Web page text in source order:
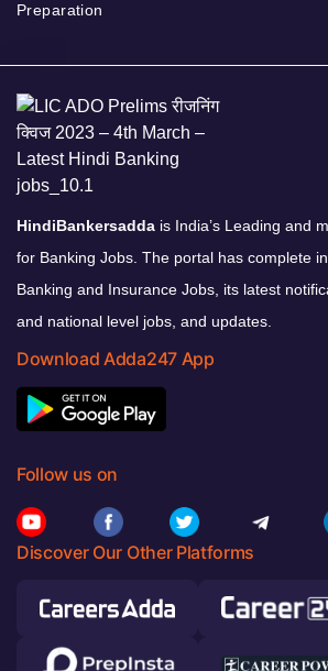
Preparation
HindiBankersadda is India’s Leading and
for Banking Jobs. The portal has complete
Banking and Insurance Jobs, its latest
and national level jobs, and updates.
Download Adda247 App
Follow us on
Discover Our Other Platforms